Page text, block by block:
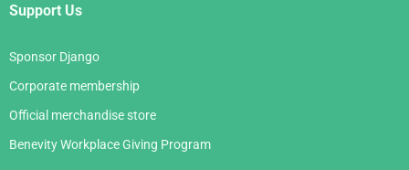
Support Us
Sponsor Django
Corporate membership
Official merchandise store
Benevity Workplace Giving Program